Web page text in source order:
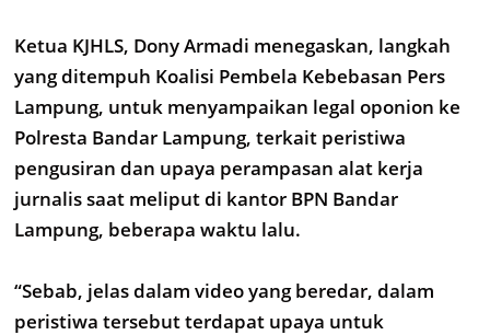
Ketua KJHLS, Dony Armadi menegaskan, langkah
yang ditempuh Koalisi Pembela Kebebasan Pers
Lampung, untuk menyampaikan legal oponion ke
Polresta Bandar Lampung, terkait peristiwa
pengusiran dan upaya perampasan alat kerja
jurnalis saat meliput di kantor BPN Bandar
Lampung, beberapa waktu lalu.
“Sebab, jelas dalam video yang beredar, dalam
peristiwa tersebut terdapat upaya untuk